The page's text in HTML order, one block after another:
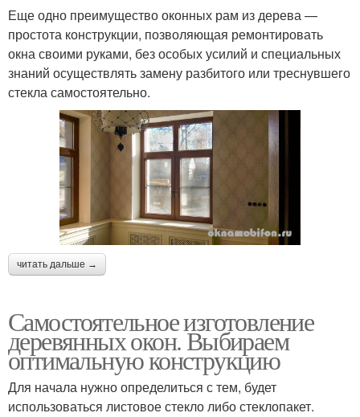
Еще одно преимущество оконных рам из дерева —
простота конструкции, позволяющая ремонтировать
окна своими руками, без особых усилий и специальных
знаний осуществлять замену разбитого или треснувшего
стекла самостоятельно.
читать дальше →
Самостоятельное изготовление
деревянных окон. Выбираем
оптимальную конструкцию
Для начала нужно определиться с тем, будет
использоваться листовое стекло либо стеклопакет.